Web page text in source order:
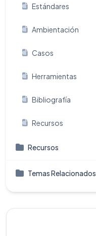
Estándares
Ambientación
Casos
Herramientas
Bibliografía
Recursos
Recursos
Temas Relacionados